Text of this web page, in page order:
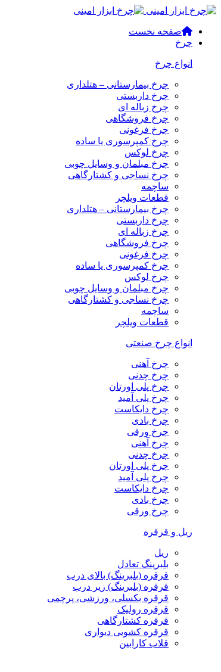
صفحه نخست
چرخ
انواع چرخ
چرخ بیمارستانی – هتلداری
چرخ داربستی
چرخ زباله ای
چرخ فروشگاهی
چرخ فرغونی
چرخ کمپرسوری یا ساده
چرخ لوکس
چرخ مبلمان و وسایل چوبی
چرخ نساجی و کشتارگاهی
ساچمه
قطعات ویلچر
چرخ بیمارستانی – هتلداری
چرخ داربستی
چرخ زباله ای
چرخ فروشگاهی
چرخ فرغونی
چرخ کمپرسوری یا ساده
چرخ لوکس
چرخ مبلمان و وسایل چوبی
چرخ نساجی و کشتارگاهی
ساچمه
قطعات ویلچر
انواع چرخ صنعتی
چرخ آهنی
چرخ چدنی
چرخ پلی اورتان
چرخ پلی آمید
چرخ دایکاست
چرخ بادی
چرخ ورقی
چرخ آهنی
چرخ چدنی
چرخ پلی اورتان
چرخ پلی آمید
چرخ دایکاست
چرخ بادی
چرخ ورقی
ریل و قرقره
ریل
بلبرینگ تعادل
قرقره (بلبرینگ) بالای درب
قرقره (بلبرینگ) زیر درب
قرقره بکسلی، ورزشی، پرچمی
قرقره رولیک
قرقره کشتارگاهی
قرقره کشویی دیواری
قلاب کارابین